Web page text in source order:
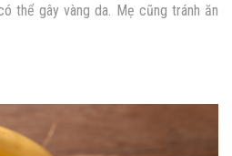
thể gây vàng da. Mẹ cũng tránh ăn